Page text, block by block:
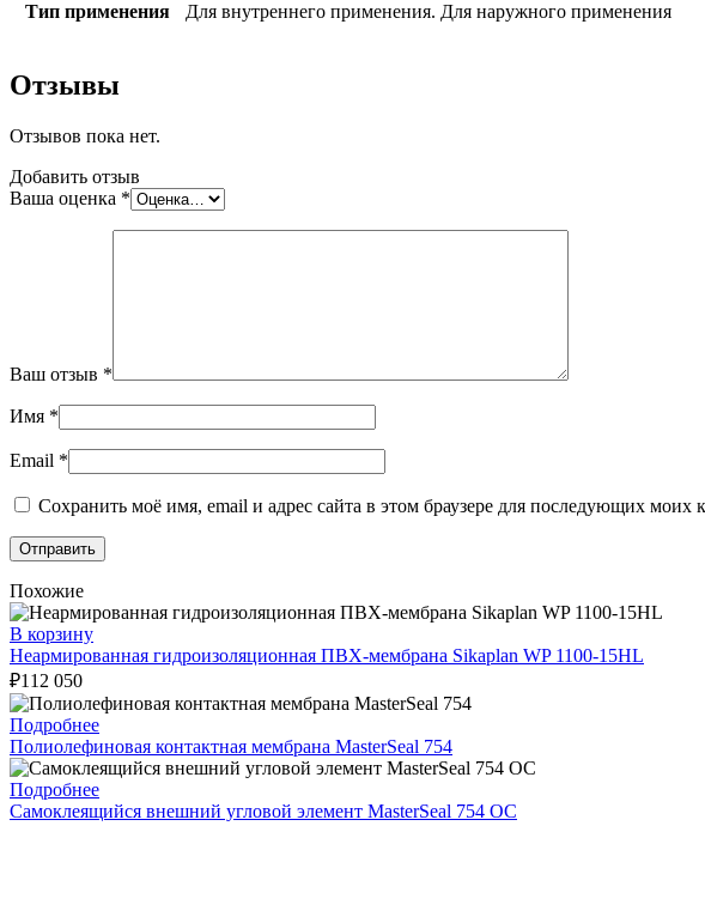
Тип применения Для внутреннего применения. Для наружного применения
Отзывы
Отзывов пока нет.
Добавить отзыв
Ваша оценка *
Ваш отзыв *
Имя *
Email *
Сохранить моё имя, email и адрес сайта в этом браузере для последующих моих
Похожие
В корзину
Неармированная гидроизоляционная ПВХ-мембрана Sikaplan WP 1100-15HL
₽112 050
Подробнее
Полиолефиновая контактная мембрана MasterSeal 754
Подробнее
Самоклеящийся внешний угловой элемент MasterSeal 754 OC